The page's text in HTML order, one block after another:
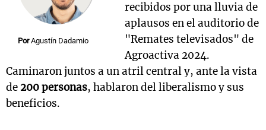
Por Agustín Dadamio
recibidos por una lluvia de
aplausos en el auditorio de
"Remates televisados" de
Agroactiva 2024.
Caminaron juntos a un atril central y, ante la vista
de 200 personas, hablaron del liberalismo y sus
beneficios.